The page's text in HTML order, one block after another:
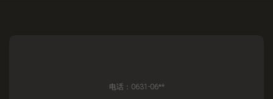
电话：0631-06**